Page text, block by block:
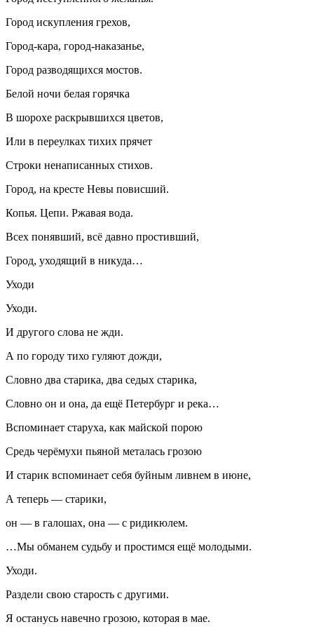
Город искупления грехов,
Город-кара, город-наказанье,
Город разводящихся мостов.
Белой ночи белая горячка
В шорохе раскрывшихся цветов,
Или в переулках тихих прячет
Строки ненаписанных стихов.
Город, на кресте Невы повисший.
Копья. Цепи. Ржавая вода.
Всех понявший, всё давно простивший,
Город, уходящий в никуда…
Уходи
Уходи.
И другого слова не жди.
А по городу тихо гуляют дожди,
Словно два старика, два седых старика,
Словно он и она, да ещё Петербург и река…
Вспоминает старуха, как майской порою
Средь черёмухи пьяной металась грозою
И старик вспоминает себя буйным ливнем в июне,
А теперь — старики,
он — в галошах, она — с ридикюлем.
…Мы обманем судьбу и простимся ещё молодыми.
Уходи.
Раздели свою старость с другими.
Я останусь навечно грозою, которая в мае.